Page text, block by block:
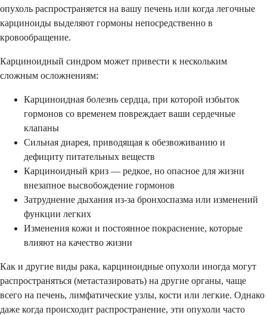
опухоль распространяется на вашу печень или когда легочные
карциноиды выделяют гормоны непосредственно в
кровообращение.
Карциноидный синдром может привести к нескольким
сложным осложнениям:
Карциноидная болезнь сердца, при которой избыток
гормонов со временем повреждает ваши сердечные
клапаны
Сильная диарея, приводящая к обезвоживанию и
дефициту питательных веществ
Карциноидный криз — редкое, но опасное для жизни
внезапное высвобождение гормонов
Затруднение дыхания из-за бронхоспазма или изменений
функции легких
Изменения кожи и постоянное покраснение, которые
влияют на качество жизни
Как и другие виды рака, карциноидные опухоли иногда могут
распространяться (метастазировать) на другие органы, чаще
всего на печень, лимфатические узлы, кости или легкие. Однако
даже когда происходит распространение, эти опухоли часто